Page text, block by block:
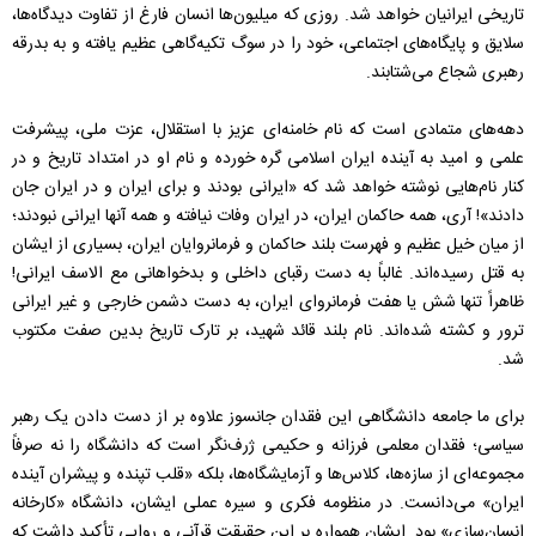
تاریخی ایرانیان خواهد شد. روزی که میلیون‌ها انسان فارغ از تفاوت دیدگاه‌ها،
سلایق و پایگاه‌های اجتماعی، خود را در سوگ تکیه‌گاهی عظیم یافته و به بدرقه‌
رهبری شجاع می‌شتابند.
دهه‌های متمادی‌ است که نام خامنه‌ای عزیز با استقلال، عزت ملی، پیشرفت
علمی و امید به آینده ایران اسلامی گره خورده و نام او در امتداد تاریخ و در
کنار نام‌هایی نوشته خواهد شد که «ایرانی بودند و برای ایران و در ایران جان
دادند»! آری، همه حاکمان ایران، در ایران وفات نیافته و همه آنها ایرانی نبودند؛
از میان خیل عظیم و فهرست بلند حاکمان و فرمانروایان ایران، بسیاری از ایشان
به قتل رسیده‌اند. غالباً به دست رقبای داخلی و بدخواهانی مع الاسف ایرانی!
ظاهراً تنها شش یا هفت فرمانروای ایران، به دست دشمن خارجی و غیر ایرانی
ترور و کشته شده‌اند. نام‌ بلند قائد شهید، بر تارک تاریخ بدین صفت مکتوب
شد.
برای ما جامعه دانشگاهی این فقدان جانسوز علاوه‌ بر از دست دادن یک رهبر
سیاسی؛ فقدان معلمی فرزانه و حکیمی ژرف‌نگر است که دانشگاه را نه صرفاً
مجموعه‌ای از سازه‌ها، کلاس‌ها و آزمایشگاه‌ها، بلکه «قلب تپنده و پیشران آینده
ایران» می‌دانست. در منظومه فکری و سیره عملی ایشان، دانشگاه «کارخانه